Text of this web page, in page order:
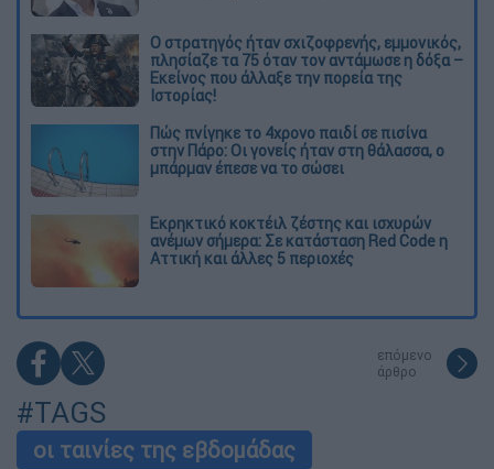
O στρατηγός ήταν σχιζοφρενής, εμμονικός,
πλησίαζε τα 75 όταν τον αντάμωσε η δόξα –
Εκείνος που άλλαξε την πορεία της
Ιστορίας!
Πώς πνίγηκε το 4χρονο παιδί σε πισίνα
στην Πάρο: Οι γονείς ήταν στη θάλασσα, ο
μπάρμαν έπεσε να το σώσει
Εκρηκτικό κοκτέιλ ζέστης και ισχυρών
ανέμων σήμερα: Σε κατάσταση Red Code η
Αττική και άλλες 5 περιοχές
επόμενο
άρθρο
#TAGS
οι ταινίες της εβδομάδας